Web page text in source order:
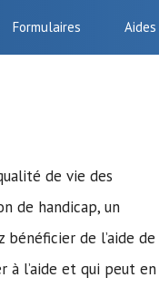
Formulaires Aides
de vie des
de handicap, un
de l’aide de
à l’aide et qui peut en